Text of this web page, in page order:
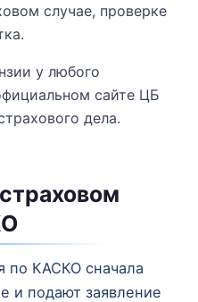
случае, проверке
у любого
сайте ЦБ
дела.
по КАСКО сначала
и подают заявление